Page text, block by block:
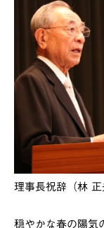
理事長祝辞（林 正
穏やかな春の陽気